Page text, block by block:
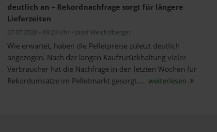
deutlich an – Rekordnachfrage sorgt für längere
Lieferzeiten
27.07.2026 • 09:23 Uhr • Josef Weichslberger
Wie erwartet, haben die Pelletpreise zuletzt deutlich
angezogen. Nach der langen Kaufzurückhaltung vieler
Verbraucher hat die Nachfrage in den letzten Wochen für
Rekordumsätze im Pelletmarkt gesorgt.... weiterlesen